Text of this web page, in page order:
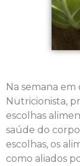
Na semana
Nutricionista,
escolhas
saúde do
escolhas, os
como aliados